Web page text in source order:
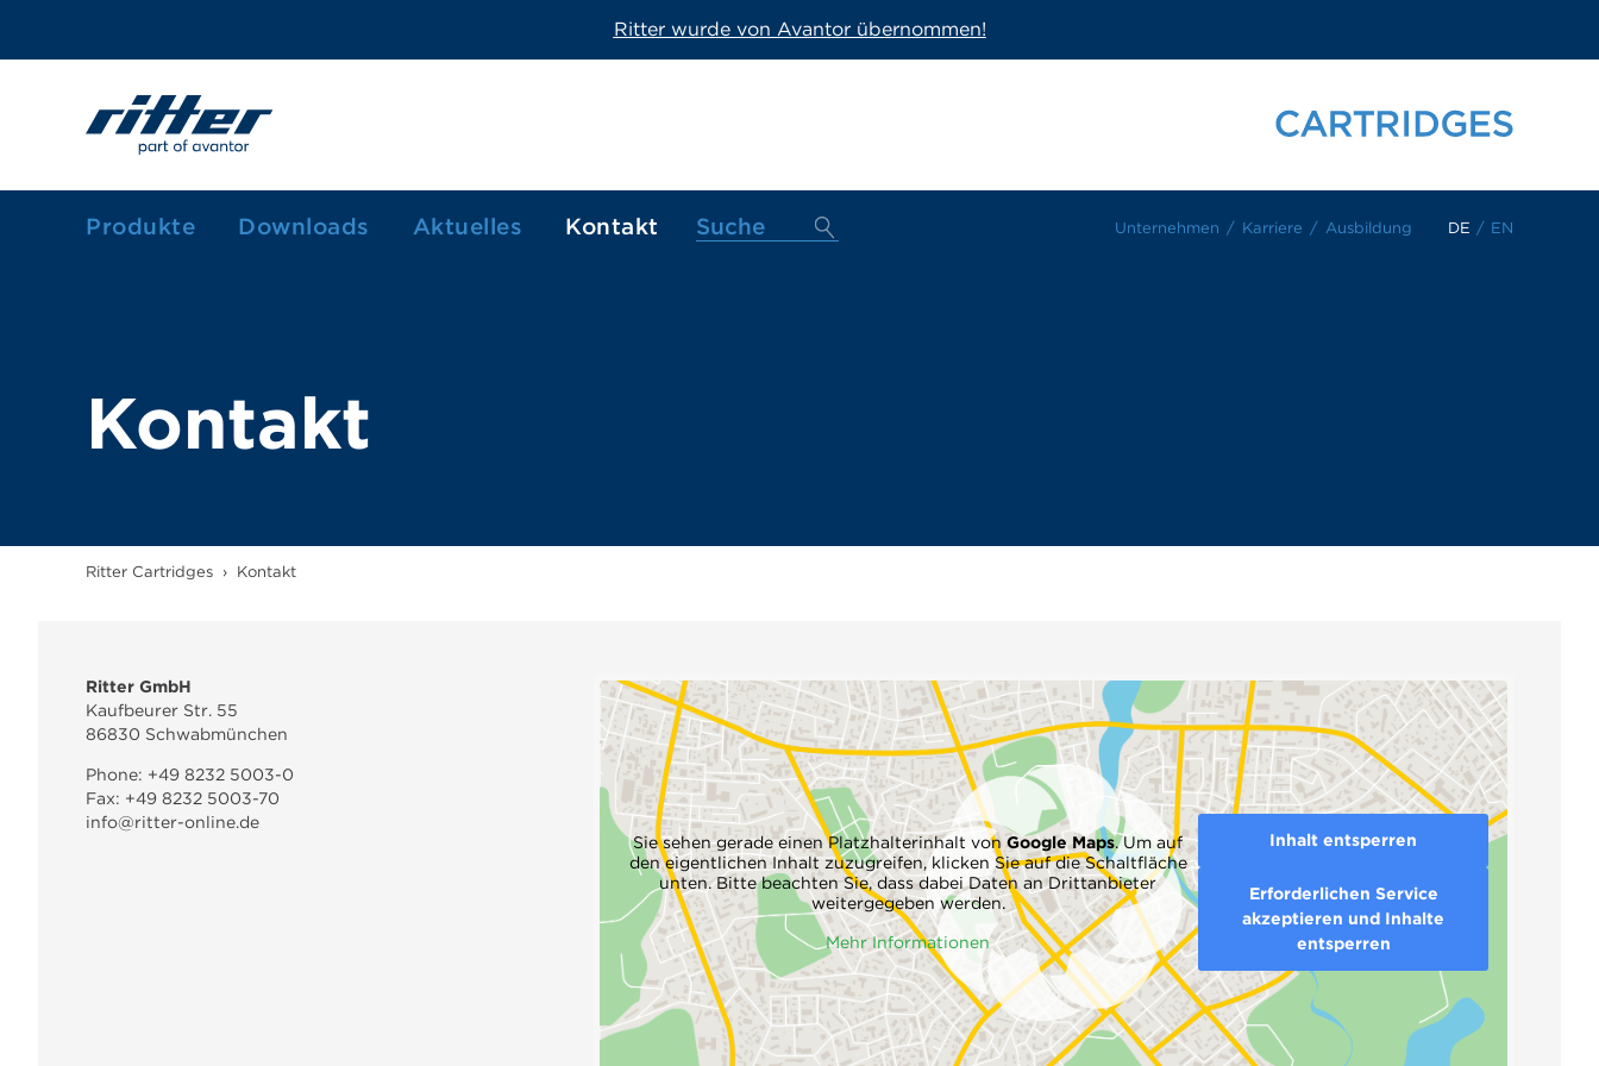
Ritter wurde von Avantor übernommen!
Produkte
Farbkartuschen
Downloads Aktuelles Kontakt DE / EN
Unternehmen Karriere Ausbildung
Kontakt
Ritter Cartridges › Kontakt
Ritter GmbH
Kaufbeurer Str. 55
86830 Schwabmünchen
Phone: +49 8232 5003-0
Fax: +49 8232 5003-70
info@ritter-online.de
Sie sehen gerade einen Platzhalterinhalt vonGoogle Maps. Um auf
den eigentlichen Inhalt zuzugreifen, klicken Sie auf die Schaltfläche
unten. Bitte beachten Sie, dass dabei Daten an Drittanbieter
weitergegeben werden.
Mehr Informationen
Inhalt entsperren
Erforderlichen Service
akzeptieren und Inhalte
entsperren